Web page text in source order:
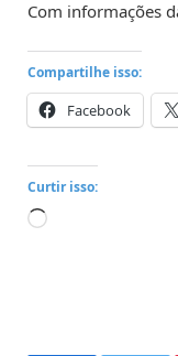
Com informações
Compartilhe isso:
Facebook
Curtir isso:
Carregando...